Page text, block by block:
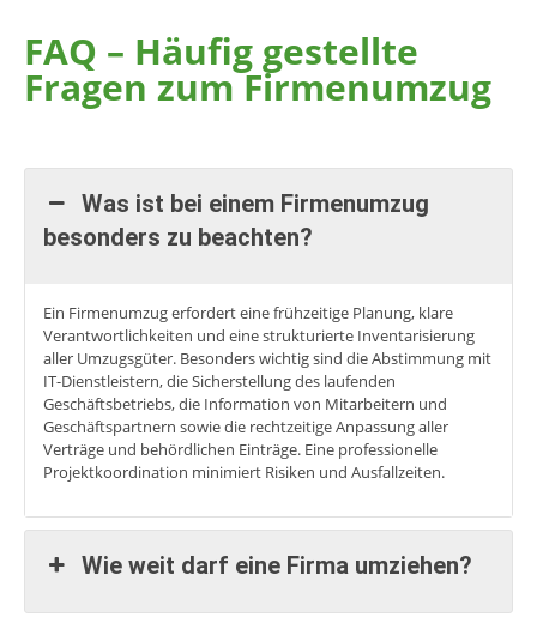
FAQ – Häufig gestellte
Fragen zum Firmenumzug
Was ist bei einem Firmenumzug
besonders zu beachten?
Ein Firmenumzug erfordert eine frühzeitige Planung, klare
Verantwortlichkeiten und eine strukturierte Inventarisierung
aller Umzugsgüter. Besonders wichtig sind die Abstimmung mit
IT-Dienstleistern, die Sicherstellung des laufenden
Geschäftsbetriebs, die Information von Mitarbeitern und
Geschäftspartnern sowie die rechtzeitige Anpassung aller
Verträge und behördlichen Einträge. Eine professionelle
Projektkoordination minimiert Risiken und Ausfallzeiten.
Wie weit darf eine Firma umziehen?